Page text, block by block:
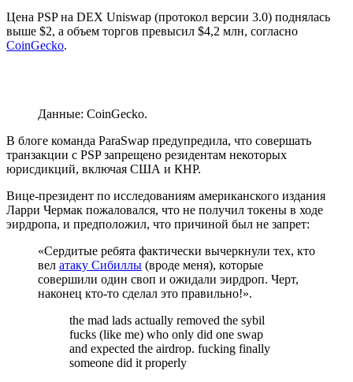
Цена PSP на DEX Uniswap (протокол версии 3.0) поднялась
выше $2, а объем торгов превысил $4,2 млн, согласно
CoinGecko.
Данные: CoinGecko.
В блоге команда ParaSwap предупредила, что совершать
транзакции с PSP запрещено резидентам некоторых
юрисдикций, включая США и КНР.
Вице-президент по исследованиям американского издания
Ларри Чермак пожаловался, что не получил токены в ходе
эирдропа, и предположил, что причиной был не запрет:
«Сердитые ребята фактически вычеркнули тех, кто
вел атаку Сибиллы (вроде меня), которые
совершили один своп и ожидали эирдроп. Черт,
наконец кто-то сделал это правильно!».
the mad lads actually removed the sybil
fucks (like me) who only did one swap
and expected the airdrop. fucking finally
someone did it properly